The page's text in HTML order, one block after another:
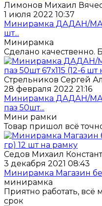
Лимонов Михаил
1 июля 2022 10:37
Минирамка ДАДАН/
шт...
Минирамка
Сделано качественно.
Стрельников Сергей
28 февраля 2022 21:16
Минирамка ДАДАН/
паз 50шт...
Мини рамки
Товар пришол всё
Седов Михаил
3 декабря 2021 08:43
Минирамка Магазин
минирамка
Приятно работать, всё
срок